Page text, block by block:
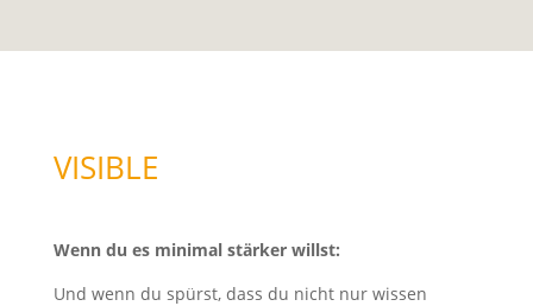
VISIBLE
Wenn du es minimal stärker willst:
Und wenn du spürst, dass du nicht nur wissen